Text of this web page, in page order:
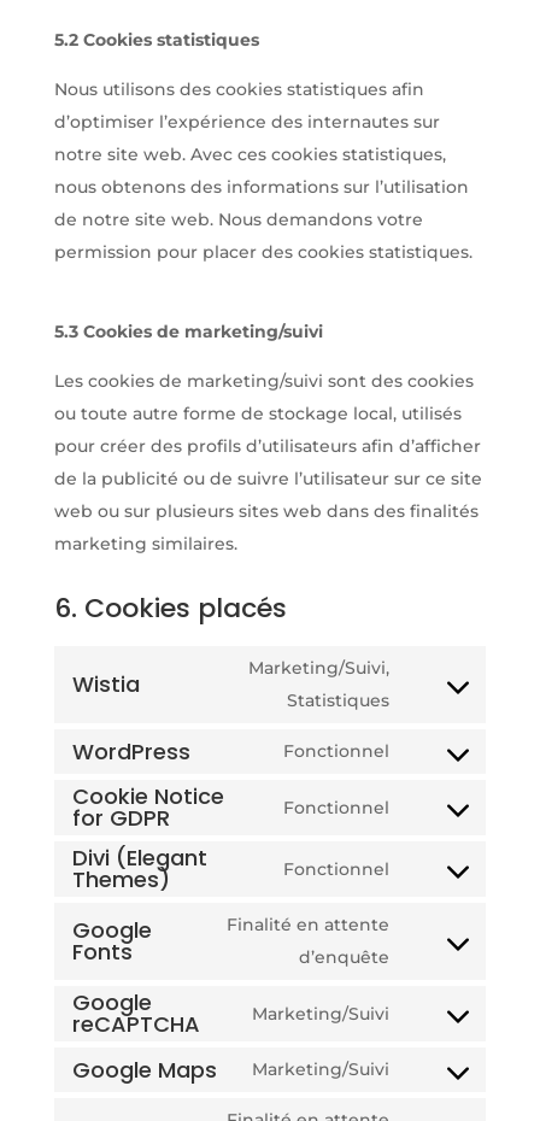
5.2 Cookies statistiques
Nous utilisons des cookies statistiques afin
d’optimiser l’expérience des internautes sur
notre site web. Avec ces cookies statistiques,
nous obtenons des informations sur l’utilisation
de notre site web. Nous demandons votre
permission pour placer des cookies statistiques.
5.3 Cookies de marketing/suivi
Les cookies de marketing/suivi sont des cookies
ou toute autre forme de stockage local, utilisés
pour créer des profils d’utilisateurs afin d’afficher
de la publicité ou de suivre l’utilisateur sur ce site
web ou sur plusieurs sites web dans des finalités
marketing similaires.
6. Cookies placés
Wistia
Marketing/Suivi,
Statistiques
Consent
service
WordPress Fonctionnel
Consent
wordpress
Cookie Notice
for GDPR Fonctionnel
Consent
notice-
gdpr
Divi (Elegant
Themes) Fonctionnel
Consent
service
(elegant-
Google
Fonts
Finalité en attente
d’enquête
Consent
service
Google
reCAPTCHA Marketing/Suivi
Consent
Google Maps Marketing/Suivi
Consent